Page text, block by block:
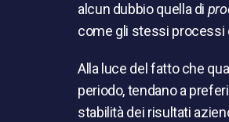
alcun dubbio quella di
come gli stessi processi
Alla luce del fatto che
periodo, tendano a
stabilità dei risultati